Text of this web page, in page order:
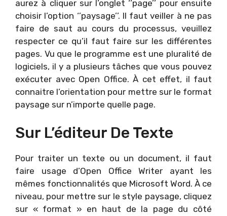
aurez à cliquer sur l’onglet ‘’page’’ pour ensuite
choisir l’option ‘’paysage’’. Il faut veiller à ne pas
faire de saut au cours du processus, veuillez
respecter ce qu’il faut faire sur les différentes
pages. Vu que le programme est une pluralité de
logiciels, il y a plusieurs tâches que vous pouvez
exécuter avec Open Office. À cet effet, il faut
connaitre l’orientation pour mettre sur le format
paysage sur n’importe quelle page.
Sur L’éditeur De Texte
Pour traiter un texte ou un document, il faut
faire usage d’Open Office Writer ayant les
mêmes fonctionnalités que Microsoft Word. À ce
niveau, pour mettre sur le style paysage, cliquez
sur « format » en haut de la page du côté